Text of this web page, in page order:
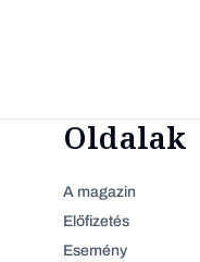
Oldalak
A magazin
Előfizetés
Esemény